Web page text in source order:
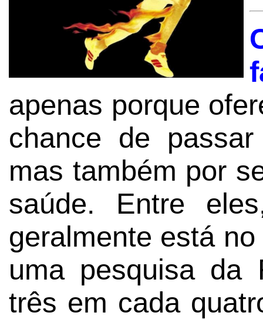
apenas porque
chance de
mas também por
saúde. Entre
geralmente está
uma pesquisa da
três em cada